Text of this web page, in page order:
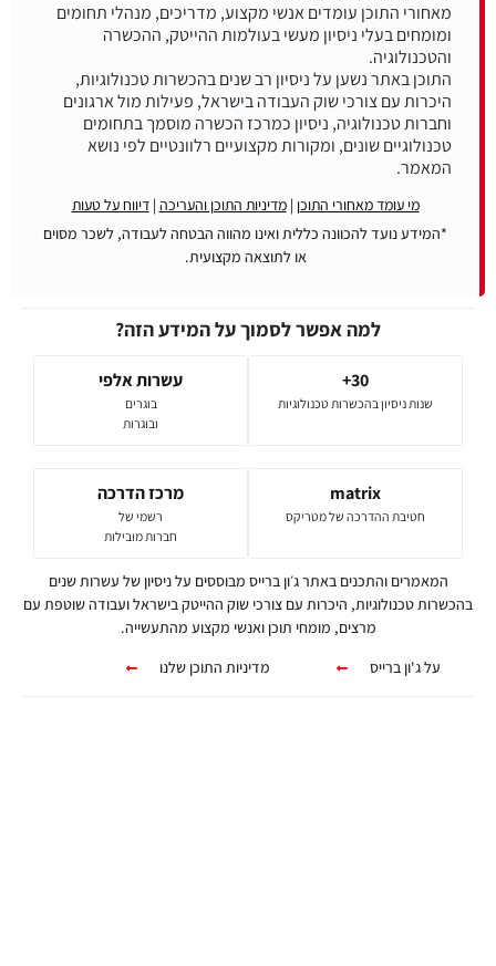
מאחורי התוכן עומדים אנשי מקצוע, מדריכים, מנהלי תחומים
ומומחים בעלי ניסיון מעשי בעולמות ההייטק, ההכשרה
התוכן באתר נשען על ניסיון רב שנים בהכשרות טכנולוגיות,
היכרות עם צורכי שוק העבודה בישראל, פעילות מול ארגונים
וחברות טכנולוגיה, ניסיון כמרכז הכשרה מוסמך בתחומים
טכנולוגיים שונים, ומקורות מקצועיים רלוונטיים לפי נושא
המאמר.
מי עומד מאחורי התוכן |מדיניות התוכן והעריכה |דיווח על טעות
*המידע נועד להכוונה כללית ואינו מהווה הבטחה לעבודה, לשכר מסוים
או לתוצאה מקצועית.
למה אפשר לסמוך על המידע הזה?
30+
שנות ניסיון בהכשרות טכנולוגיות
עשרות אלפי
בוגרים
ובוגרות
matrix
חטיבת ההדרכה של מטריקס
מרכז הדרכה
רשמי של
חברות מובילות
המאמרים והתכנים באתר ג׳ון ברייס מבוססים על ניסיון של עשרות שנים
בהכשרות טכנולוגיות, היכרות עם צורכי שוק ההייטק בישראל ועבודה שוטפת עם
מרצים, מומחי תוכן ואנשי מקצוע מהתעשייה.
על ג'ון ברייס
מדיניות התוכן שלנו